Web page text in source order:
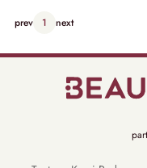
prev 1 next